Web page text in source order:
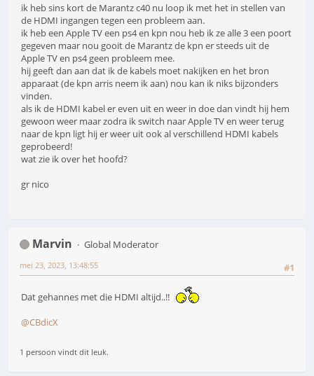
ik heb sins kort de Marantz c40 nu loop ik met het in stellen van
de HDMI ingangen tegen een probleem aan.
ik heb een Apple TV een ps4 en kpn nou heb ik ze alle 3 een poort
gegeven maar nou gooit de Marantz de kpn er steeds uit de
Apple TV en ps4 geen probleem mee.
hij geeft dan aan dat ik de kabels moet nakijken en het bron
apparaat (de kpn arris neem ik aan) nou kan ik niks bijzonders
vinden.
als ik de HDMI kabel er even uit en weer in doe dan vindt hij hem
gewoon weer maar zodra ik switch naar Apple TV en weer terug
naar de kpn ligt hij er weer uit ook al verschillend HDMI kabels
geprobeerd!
wat zie ik over het hoofd?
gr nico
Marvin
Global Moderator
#1
mei 23, 2023, 13:48:55
Dat gehannes met die HDMI altijd..!!
@CBdicX
1 persoon vindt dit leuk.